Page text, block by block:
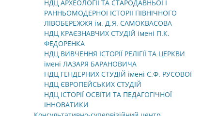
НДЦ АРХЕОЛОГІЇ ТА СТАРОДАВНЬОЇ І
РАННЬОМОДЕРНОЇ ІСТОРІЇ ПІВНІЧНОГО
ЛІВОБЕРЕЖЖЯ ім. Д.Я. САМОКВАСОВА
НДЦ КРАЄЗНАВЧИХ СТУДІЙ імені П.К.
ФЕДОРЕНКА
НДЦ ВИВЧЕННЯ ІСТОРІЇ РЕЛІГІЇ ТА ЦЕРКВИ
імені ЛАЗАРЯ БАРАНОВИЧА
НДЦ ГЕНДЕРНИХ СТУДІЙ імені С.Ф. РУСОВОЇ
НДЦ ЄВРОПЕЙСЬКИХ СТУДІЙ
НДЦ ІСТОРІЇ ОСВІТИ ТА ПЕДАГОГІЧНОЇ
ІННОВАТИКИ